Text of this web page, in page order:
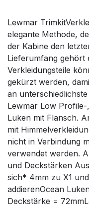
Lewmar
elegante Methode,
der Kabine den
Lieferumfang gehört
Verkleidungsteile
gekürzt werden,
an
Lewmar Low
Luken mit Flansch.
mit
nicht in Verbindung
verwendet werden.
und Deckstärken
sich* 4mm zu X1
addierenOcean
Deckstärke =